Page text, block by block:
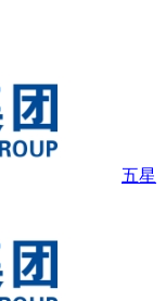
五星